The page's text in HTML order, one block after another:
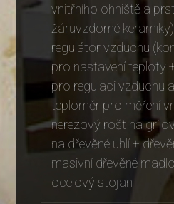
vnitřního ohniště a
žáruvzdorné
regulátor vzduchu
pro nastavení teploty
pro regulaci vzduchu
teploměr pro měření
nerezový rošt na
na dřevěné uhlí +
masivní dřevěné
ocelový stojan